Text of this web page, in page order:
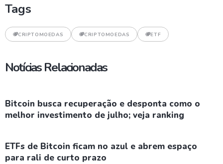
Tags
CRIPTOMOEDAS CRIPTOMOEDAS ETF
Notícias Relacionadas
Bitcoin busca recuperação e desponta como o
melhor investimento de julho; veja ranking
ETFs de Bitcoin ficam no azul e abrem espaço
para rali de curto prazo